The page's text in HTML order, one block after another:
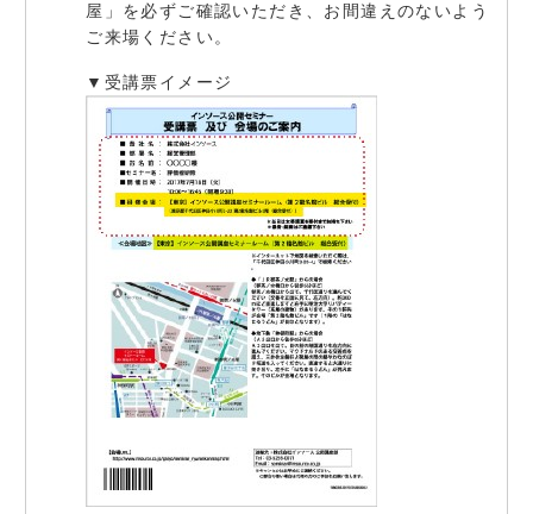
屋」を必ずご確認いただき、お間違えのないよう
ご来場ください。
▼受講票イメージ